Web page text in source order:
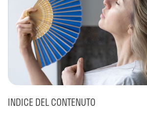
INDICE DEL CONTENUTO